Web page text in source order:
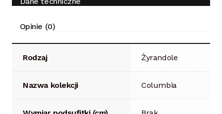
Opinie (0)
Rodzaj Żyrandole
Nazwa kolekcji Columbia